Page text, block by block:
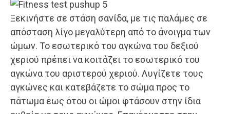
Ξεκινήστε σε στάση σανίδα, με τις παλάμες σε
απόσταση λίγο μεγαλύτερη από το άνοιγμα των
ώμων. Το εσωτερικό του αγκώνα του δεξιού
χεριού πρέπει να κοιτάζει το εσωτερικό του
αγκώνα του αριστερού χεριού. Λυγίζετε τους
αγκώνες και κατεβάζετε το σώμα προς το
πάτωμα έως ότου οι ώμοι φτάσουν στην ίδια